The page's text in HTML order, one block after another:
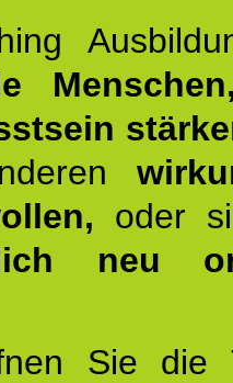
oder
neu
Sie